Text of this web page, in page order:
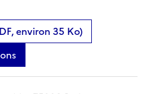
environ 35 Ko)